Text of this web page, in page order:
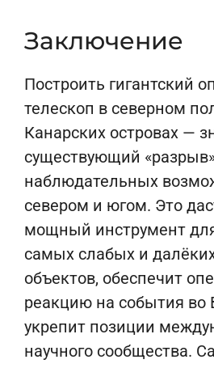
Заключение
Построить гигантский
телескоп в северном
Канарских островах —
существующий
наблюдательных
севером и югом. Это
мощный инструмент
самых слабых и
объектов, обеспечит
реакцию на события во
укрепит позиции
научного сообщества.